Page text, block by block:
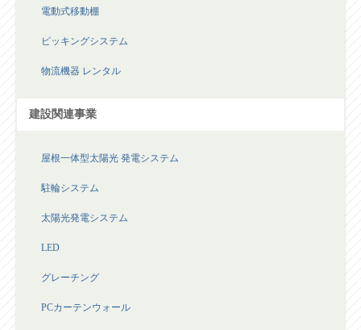
電動式移動棚
ピッキングシステム
物流機器 レンタル
建設関連事業
屋根一体型太陽光 発電システム
駐輪システム
太陽光発電システム
LED
グレーチング
PCカーテンウォール